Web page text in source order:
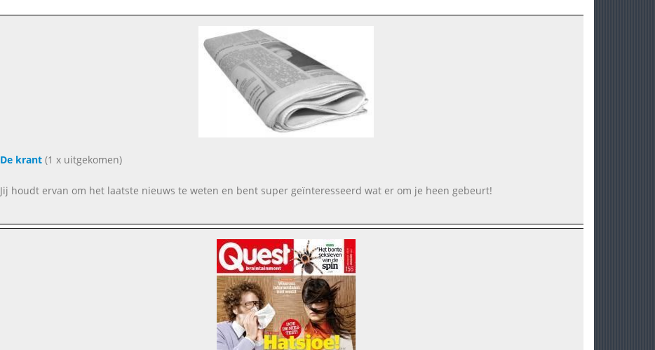
De krant(1 x uitgekomen)
Jij houdt ervan om het laatste nieuws te weten en bent super geïnteresseerd wat er om je heen gebeurt!